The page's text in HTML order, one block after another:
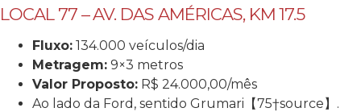
LOCAL 77 – AV. DAS AMÉRICAS, KM 17.5
Fluxo: 134.000 veículos/dia
Metragem: 9×3 metros
Valor Proposto: R$ 24.000,00/mês
Ao lado da Ford, sentido Grumari【75†source】.